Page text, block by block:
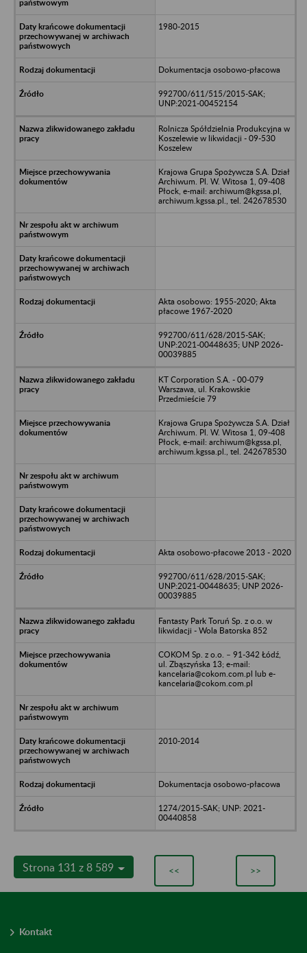
1980-2015
Dokumentacja osobowo-płacowa
992700/611/515/2015-SAK;
UNP:2021-00452154
Rolnicza Spółdzielnia Produkcyjna w
Koszelewie w likwidacji - 09-530
Koszelew
Krajowa Grupa Spożywcza S.A. Dział
Archiwum. Pl. W. Witosa 1, 09-408
Płock, e-mail: archiwum@kgssa.pl,
archiwum.kgssa.pl., tel. 242678530
Akta osobowo: 1955-2020; Akta
płacowe 1967-2020
992700/611/628/2015-SAK;
UNP:2021-00448635; UNP 2026-
00039885
KT Corporation S.A. - 00-079
Warszawa, ul. Krakowskie
Przedmieście 79
Krajowa Grupa Spożywcza S.A. Dział
Archiwum. Pl. W. Witosa 1, 09-408
Płock, e-mail: archiwum@kgssa.pl,
archiwum.kgssa.pl., tel. 242678530
Akta osobowo-płacowe 2013 - 2020
992700/611/628/2015-SAK;
UNP:2021-00448635; UNP 2026-
00039885
Fantasty Park Toruń Sp. z o.o. w
likwidacji - Wola Batorska 852
COKOM Sp. z o.o. – 91-342 Łódź,
ul. Zbąszyńska 13; e-mail:
kancelaria@cokom.com.pl lub e-
kancelaria@cokom.com.pl
2010-2014
Dokumentacja osobowo-płacowa
1274/2015-SAK; UNP: 2021-
00440858
Strona 131 z 8 589 << >>
Kontakt